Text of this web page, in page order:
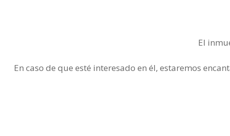
El
En caso de que esté interesado en él, estaremos